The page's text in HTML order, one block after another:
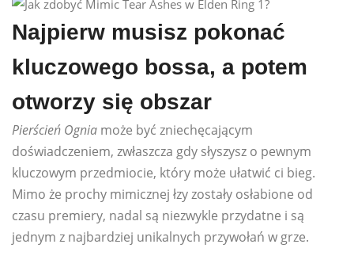
Najpierw musisz pokonać
kluczowego bossa, a potem
otworzy się obszar
Pierścień Ognia może być zniechęcającym
doświadczeniem, zwłaszcza gdy słyszysz o pewnym
kluczowym przedmiocie, który może ułatwić ci bieg.
Mimo że prochy mimicznej łzy zostały osłabione od
czasu premiery, nadal są niezwykle przydatne i są
jednym z najbardziej unikalnych przywołań w grze.